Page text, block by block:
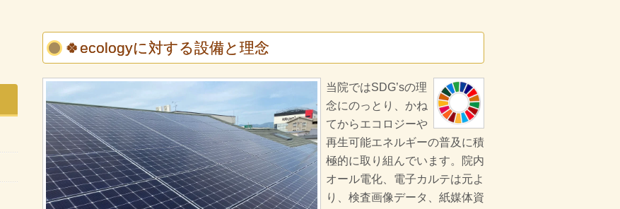
🍀ecologyに対する設備と理念
当院ではSDG’sの理
念にのっとり、かね
てからエコロジーや
再生可能エネルギーの普及に積
極的に取り組んでいます。院内
オール電化、電子カルテは元よ
り、検査画像データ、紙媒体資